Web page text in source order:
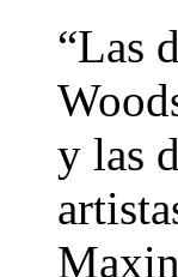
“Las
y las